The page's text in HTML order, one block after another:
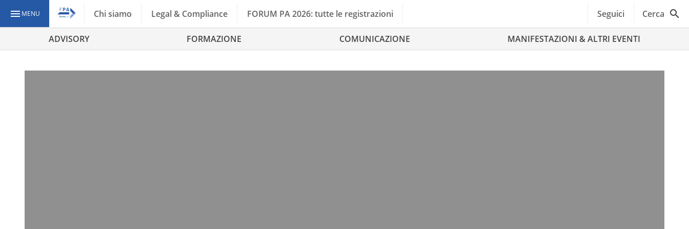
MENU Chi siamo Legal & Compliance FORUM PA 2026: tutte le registrazioni Seguici Cerca
ADVISORY FORMAZIONE COMUNICAZIONE MANIFESTAZIONI & ALTRI EVENTI